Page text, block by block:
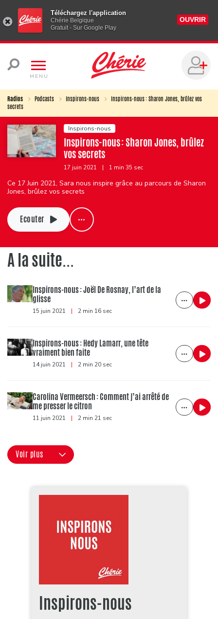
Téléchargez l'application
Chérie Belgique
Gratuit - Sur Google Play
OUVRIR
MENU
Radios Podcasts Inspirons-nous
Inspirons-nous : Sharon Jones, brûlez vos
secrets
Inspirons-nous
Inspirons-nous : Sharon Jones, brûlez
vos secrets
17 juin 2021 | 1 min 35 sec
Ce 17 Juin 2021, Sara nous inspire grâce au parcours de Sharon
Jones, brûlez vos secrets
Ecouter
A la suite...
Inspirons-nous : Joël De Rosnay, l’art de la
glisse
15 juin 2021 | 2 min 16 sec
Inspirons-nous : Hedy Lamarr, une tête
vraiment bien faite
14 juin 2021 | 2 min 20 sec
Carolina Vermeersch : Comment j’ai arrêté de
me presser le citron
11 juin 2021 | 2 min 21 sec
Voir plus
Inspirons-nous